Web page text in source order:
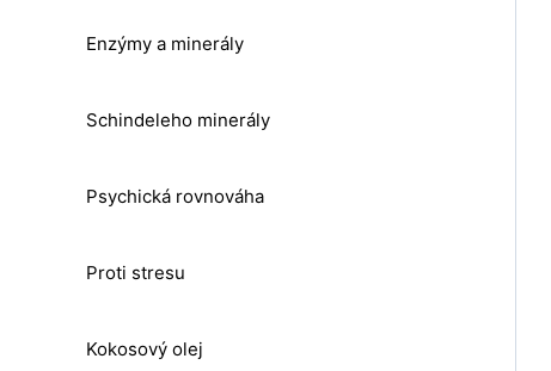
Enzýmy a minerály
Schindeleho minerály
Psychická rovnováha
Proti stresu
Kokosový olej